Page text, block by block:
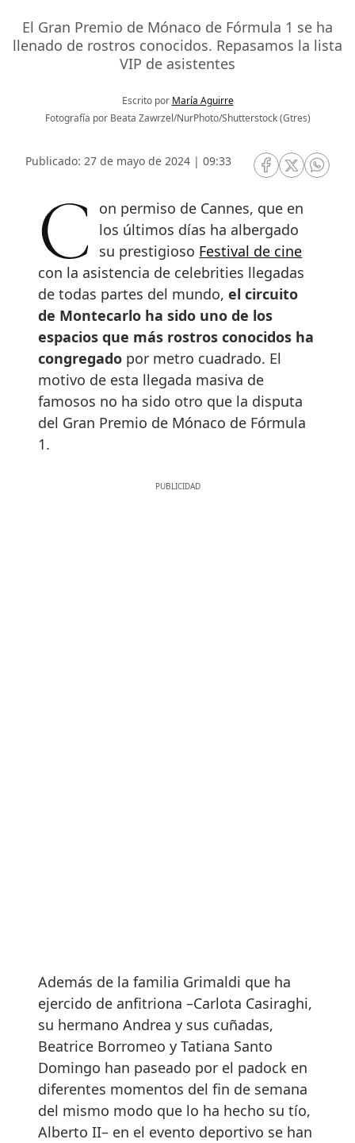
El Gran Premio de Mónaco de Fórmula 1 se ha
llenado de rostros conocidos. Repasamos la lista
VIP de asistentes
Escrito por María Aguirre
Fotografía por Beata Zawrzel/NurPhoto/Shutterstock (Gtres)
Publicado: 27 de mayo de 2024 | 09:33
RRSS Facebook
RRSSRRSS
Con permiso de Cannes, que en
los últimos días ha albergado
su prestigioso Festival de cine
con la asistencia de celebrities llegadas
de todas partes del mundo, el circuito
de Montecarlo ha sido uno de los
espacios que más rostros conocidos ha
congregado por metro cuadrado. El
motivo de esta llegada masiva de
famosos no ha sido otro que la disputa
del Gran Premio de Mónaco de Fórmula
1.
Además de la familia Grimaldi que ha
ejercido de anfitriona –Carlota Casiraghi,
su hermano Andrea y sus cuñadas,
Beatrice Borromeo y Tatiana Santo
Domingo han paseado por el padock en
diferentes momentos del fin de semana
del mismo modo que lo ha hecho su tío,
Alberto II– en el evento deportivo se han